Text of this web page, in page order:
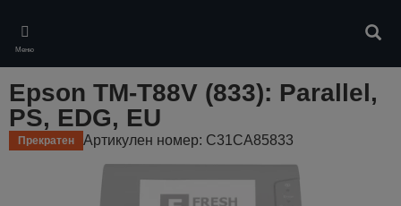
main
content
Меню
Epson TM-T88V (833): Parallel,
PS, EDG, EU
Прекратен Артикулен номер: C31CA85833